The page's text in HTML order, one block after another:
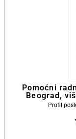
Pomoćni
Beograd,
Profil